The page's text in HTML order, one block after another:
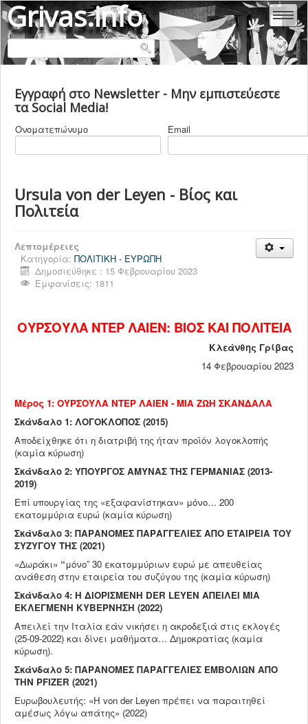
Grivas.info
ΜΑΡΊΑ - ΜΥΡΤΏ ΓΡΊΒΑ
ΒΙΟΓΡΑΦΙΚΑ
COVID 19
ΙΑΤΡΙΚΗ & ΥΓΕΙΑ
ΠΟΛΙΤΙΚΗ ΕΛΛΑΔΑ
ΠΟΛΙΤΙΚΗ ΚΟΣΜΟΣ
ΠΟΛΙΤΙΚΉ - ΕΥΡΏΠΗ
ΚΟΜΜΟΥΝΙΣΜΟΣ
ΝΑΖΙΣΜΟΣ
ΤΡΟΜΟΚΡΑΤΙΑ
ΚΟΙΝΩΝΙΚΑ ΘΕΜΑΤΑ
ΣΥΓΧΡΟΝΗ ΣΚΕΨΗ
ΝΑΡΚΩΤΙΚΑ
ΠΟΛΙΤΙΚΗ - ΟΜΙΛΙΕΣ
ΒΙΒΛΙΑ
ΟΙΚΟΝΟΜΙΑ
ΠΌΛΕΜΟΣ ΟΥΚΡΑΝΊΑ
Εγγραφή στο Newsletter - Μην εμπιστεύεστε
τα Social Media!
Ονοματεπώνυμο Email
Ursula von der Leyen - Βίος και
Πολιτεία
Λεπτομέρειες
Κατηγορία: ΠΟΛΙΤΙΚΗ - ΕΥΡΩΠΗ
Δημοσιεύθηκε : 15 Φεβρουαρίου 2023
Εμφανίσεις: 1811
ΟΥΡΣΟΥΛΑ ΝΤΕΡ ΛΑΙΕΝ: ΒΙΟΣ ΚΑΙ ΠΟΛΙΤΕΙΑ
Κλεάνθης Γρίβας
14 Φεβρουαρίου 2023
Μέρος 1: ΟΥΡΣΟΥΛΑ ΝΤΕΡ ΛΑΙΕΝ - ΜΙΑ ΖΩΗ ΣΚΑΝΔΑΛΑ
Σκάνδαλο 1: ΛΟΓΟΚΛΟΠΟΣ (2015)
Αποδείχθηκε ότι η διατριβή της ήταν προϊόν λογοκλοπής
(καμία κύρωση)
Σκάνδαλο 2: ΥΠΟΥΡΓΟΣ ΑΜΥΝΑΣ ΤΗΣ ΓΕΡΜΑΝΙΑΣ (2013-
2019)
Επί υπουργίας της «εξαφανίστηκαν» μόνο… 200
εκατομμύρια ευρώ (καμία κύρωση)
Σκάνδαλο 3: ΠΑΡΑΝΟΜΕΣ ΠΑΡΑΓΓΕΛΙΕΣ ΑΠΟ ΕΤΑΙΡΕΙΑ ΤΟΥ
ΣΥΖΥΓΟΥ ΤΗΣ (2021)
«Δωράκι» “μόνο” 30 εκατομμύριων ευρώ με απευθείας
ανάθεση στην εταιρεία του συζύγου της (καμία κύρωση)
Σκάνδαλο 4: Η ΔΙΟΡΙΣΜΕΝΗ DER LEYEN ΑΠΕΙΛΕΙ ΜΙΑ
ΕΚΛΕΓΜΕΝΗ ΚΥΒΕΡΝΗΣΗ (2022)
Απειλεί την Ιταλία εάν νικήσει η ακροδεξιά στις εκλογές
(25-09-2022) και δίνει μαθήματα… Δημοκρατίας (καμία
κύρωση).
Σκάνδαλο 5: ΠΑΡΑΝΟΜΕΣ ΠΑΡΑΓΓΕΛΙΕΣ ΕΜΒΟΛΙΩΝ ΑΠΟ
ΤΗΝ PFIZER (2021)
Ευρωβουλευτής: «Η von der Leyen πρέπει να παραιτηθεί
αμέσως λόγω απάτης» (2022)